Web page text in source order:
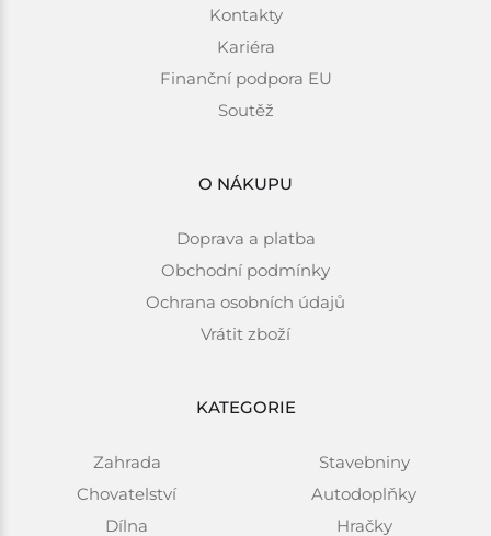
Kontakty
Kariéra
Finanční podpora EU
Soutěž
O NÁKUPU
Doprava a platba
Obchodní podmínky
Ochrana osobních údajů
Vrátit zboží
KATEGORIE
Zahrada
Chovatelství
Dílna
Stavebniny
Autodoplňky
Hračky